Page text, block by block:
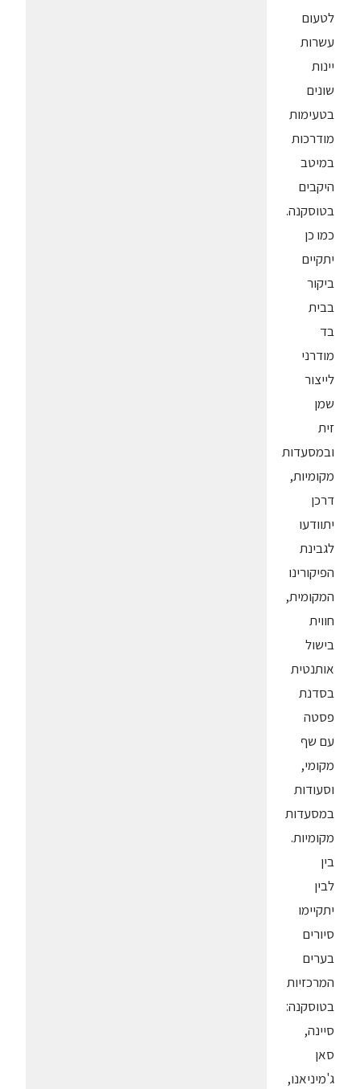
לטעום
עשרות
יינות
שונים
בטעימות
מודרכות
במיטב
היקבים
בטוסקנה.
כמו כן
יתקיים
ביקור
בבית
בד
מודרני
לייצור
שמן
זית
ובמסעדות
מקומיות,
דרכן
יתוודעו
לגבינת
הפיקורינו
המקומית,
חווית
בישול
אותנטית
בסדנת
פסטה
עם שף
מקומי,
וסעודות
במסעדות
מקומיות.
בין
לבין
יתקיימו
סיורים
בערים
המרכזיות
בטוסקנה:
סיינה,
סאן
ג'מיניאנו,